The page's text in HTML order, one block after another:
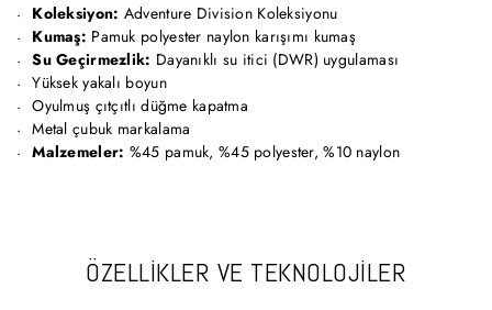
Koleksiyon: Adventure Division Koleksiyonu
Kumaş: Pamuk polyester naylon karışımı kumaş
Su Geçirmezlik: Dayanıklı su itici (DWR) uygulaması
Yüksek yakalı boyun
Oyulmuş çıtçıtlı düğme kapatma
Metal çubuk markalama
Malzemeler: %45 pamuk, %45 polyester, %10 naylon
ÖZELLİKLER VE TEKNOLOJİLER